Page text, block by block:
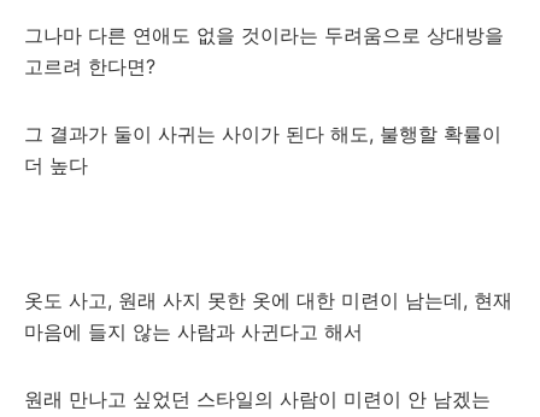
그나마 다른 연애도 없을 것이라는 두려움으로 상대방을
고르려 한다면?
그 결과가 둘이 사귀는 사이가 된다 해도, 불행할 확률이
더 높다
옷도 사고, 원래 사지 못한 옷에 대한 미련이 남는데, 현재
마음에 들지 않는 사람과 사귄다고 해서
원래 만나고 싶었던 스타일의 사람이 미련이 안 남겠는